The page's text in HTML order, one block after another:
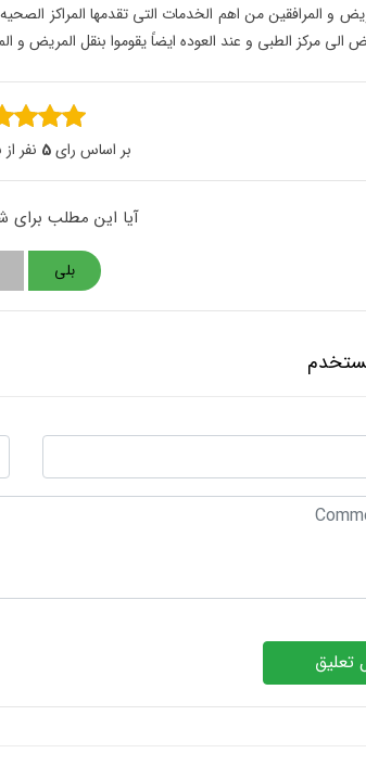
و المرافقین من اهم الخدمات التی تقدمها المراکز
الی مرکز الطبی و عند العوده ایضاً یقوموا بنقل المریض و
بر اساس رای5 نفر
آیا این مطلب برای
بلی
تعليق